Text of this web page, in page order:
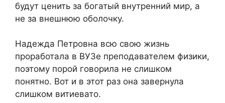
будут ценить за богатый внутренний мир, а
не за внешнюю оболочку.
Надежда Петровна всю свою жизнь
проработала в ВУЗе преподавателем физики,
поэтому порой говорила не слишком
понятно. Вот и в этот раз она завернула
слишком витиевато.